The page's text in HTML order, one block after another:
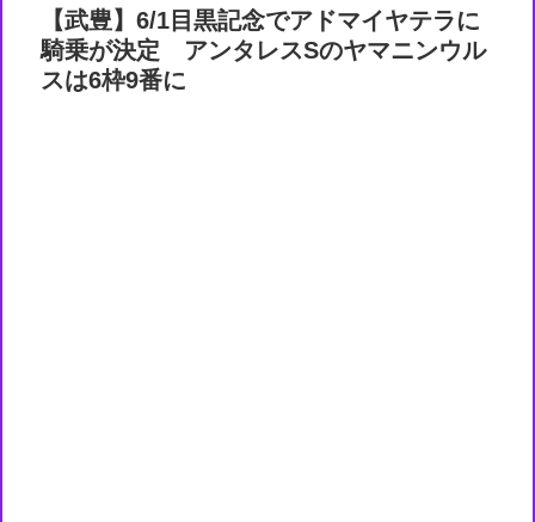
【武豊】6/1目黒記念でアドマイヤテラに
騎乗が決定 アンタレスSのヤマニンウル
スは6枠9番に